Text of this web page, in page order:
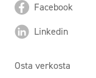
Facebook
Linkedin
Osta verkosta